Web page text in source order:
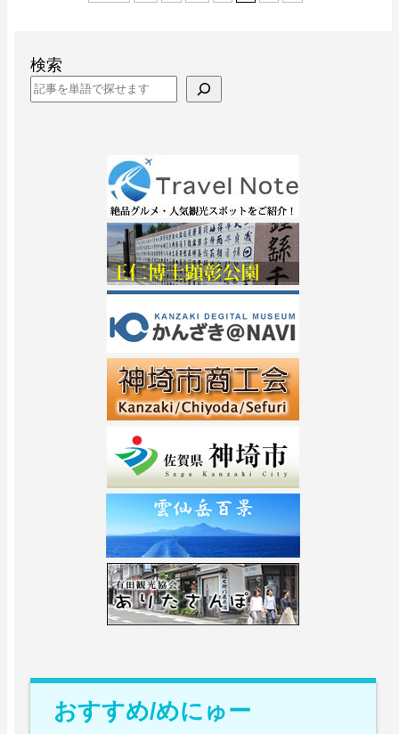
検索
おすすめ/めにゅー